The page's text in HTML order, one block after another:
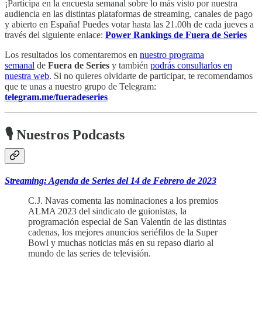
¡Participa en la encuesta semanal sobre lo más visto por nuestra
audiencia en las distintas plataformas de streaming, canales de pago
y abierto en España! Puedes votar hasta las 21.00h de cada jueves a
través del siguiente enlace: Power Rankings de Fuera de Series
Los resultados los comentaremos en nuestro programa
semanal de Fuera de Series y también podrás consultarlos en
nuestra web. Si no quieres olvidarte de participar, te recomendamos
que te unas a nuestro grupo de Telegram:
telegram.me/fueradeseries
🎙 Nuestros Podcasts
Streaming: Agenda de Series del 14 de Febrero de 2023
C.J. Navas comenta las nominaciones a los premios
ALMA 2023 del sindicato de guionistas, la
programación especial de San Valentín de las distintas
cadenas, los mejores anuncios seriéfilos de la Super
Bowl y muchas noticias más en su repaso diario al
mundo de las series de televisión.